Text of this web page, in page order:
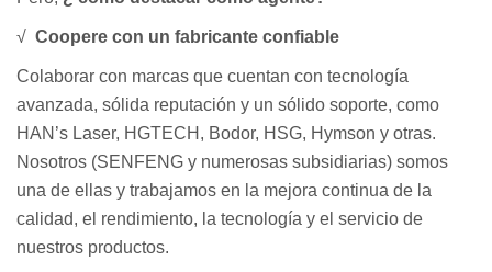
√ Coopere con un fabricante confiable
Colaborar con marcas que cuentan con tecnología
avanzada, sólida reputación y un sólido soporte, como
HAN’s Laser, HGTECH, Bodor, HSG, Hymson y otras.
Nosotros (SENFENG y numerosas subsidiarias) somos
una de ellas y trabajamos en la mejora continua de la
calidad, el rendimiento, la tecnología y el servicio de
nuestros productos.